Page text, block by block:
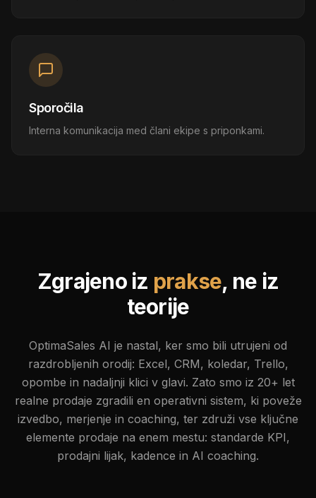
Sporočila
Interna komunikacija med člani ekipe s priponkami.
Zgrajeno iz prakse, ne iz
teorije
OptimaSales AI je nastal, ker smo bili utrujeni od
razdrobljenih orodij: Excel, CRM, koledar, Trello,
opombe in nadaljnji klici v glavi. Zato smo iz 20+ let
realne prodaje zgradili en operativni sistem, ki poveže
izvedbo, merjenje in coaching, ter združi vse ključne
elemente prodaje na enem mestu: standarde KPI,
prodajni lijak, kadence in AI coaching.